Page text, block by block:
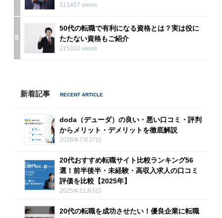
313457 views
5
50代の転職で有利になる資格とは？実は役に
たたない資格もご紹介
215310 views
新着記事
doda（デューダ）の良い・悪い口コミ・評判
からメリット・デメリットを徹底解説
2026年7月27日
20代おすすめ転職サイト比較ランキング56
選！前半後半・未経験・高収入求人の口コミ
評価を比較【2025年】
2025年11月5日
20代の転職を成功させたい！優良企業に転職